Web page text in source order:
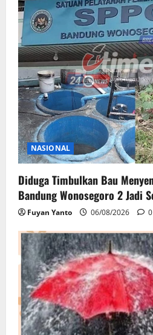
NASIONAL
Diduga Timbulkan Bau
Bandung Wonosegoro 2 Jadi
Fuyan Yanto 06/08/2026 0